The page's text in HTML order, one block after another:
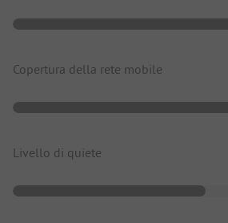
Copertura della rete mobile
Livello di quiete